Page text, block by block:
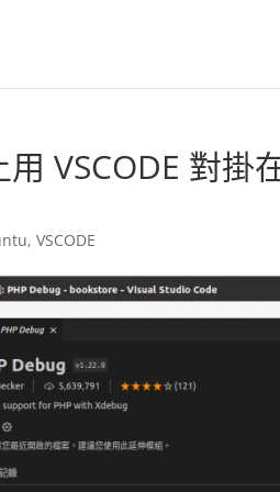
VSCODE 對掛
,VSCODE